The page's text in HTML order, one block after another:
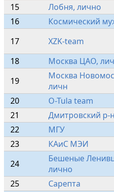
15
Лобня, лично
16
Космический
17
XZK-team
18
Москва ЦАО,
19
Москва
личн
20
O-Tula team
21
Дмитровский р-
22
МГУ
23
КАиС МЭИ
24
Бешеные
лично
25
Сарепта